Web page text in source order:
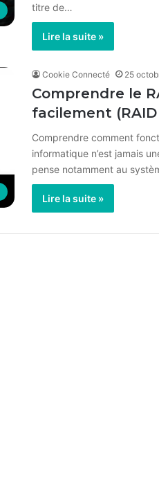
titre de…
Lire la suite »
Cookie Connecté 25
Comprendre le
facilement (RAID
Comprendre comment
informatique n’est jamais
pense notamment au
Lire la suite »